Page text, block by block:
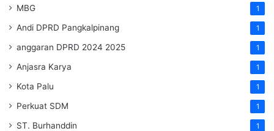
MBG 1
Andi DPRD Pangkalpinang 1
anggaran DPRD 2024 2025 1
Anjasra Karya 1
Kota Palu 1
Perkuat SDM 1
ST. Burhanddin 1